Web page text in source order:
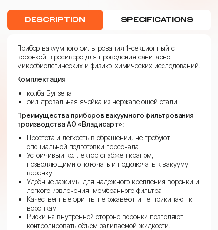
DESCRIPTION SPECIFICATIONS
Прибор вакуумного фильтрования 1-секционный с
воронкой в ресивере для проведения санитарно-
микробиологических и физико-химических исследований.
Комплектация
колба Бунзена
фильтровальная ячейка из нержавеющей стали
Преимущества приборов вакуумного фильтрования
производства АО «Владисарт»:
Простота и легкость в обращении, не требуют
специальной подготовки персонала
Устойчивый коллектор снабжен краном,
позволяющими отключать и подключать к вакууму
воронку
Удобные зажимы для надежного крепления воронки и
легкого извлечения мембранного фильтра
Качественные фритты не ржавеют и не прикипают к
воронкам
Риски на внутренней стороне воронки позволяют
контролировать объем заливаемой жидкости.